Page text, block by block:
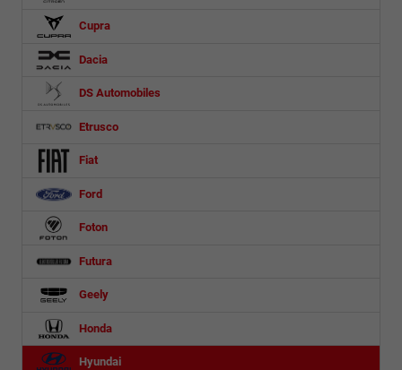
Cupra
Dacia
DS Automobiles
Etrusco
Fiat
Ford
Foton
Futura
Geely
Honda
Hyundai